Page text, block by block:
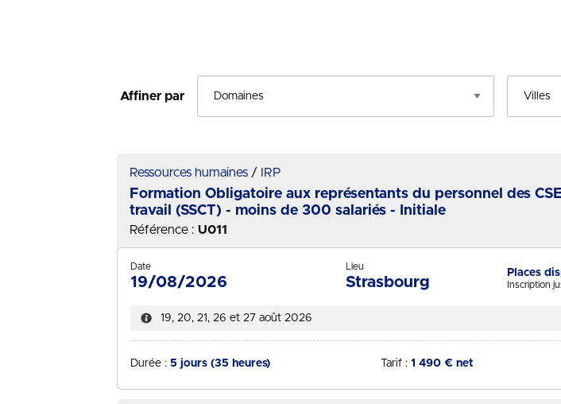
Affiner par
Ressources humaines IRP
Formation Obligatoire aux représentants du personnel des
travail (SSCT) - moins de 300 salariés - Initiale
Référence : U011
Date
19/08/2026
Lieu
Strasbourg
Statut :
Places
Inscription
19, 20, 21, 26 et 27 août 2026
Durée : 5 jours (35 heures) Tarif : 1 490 € net